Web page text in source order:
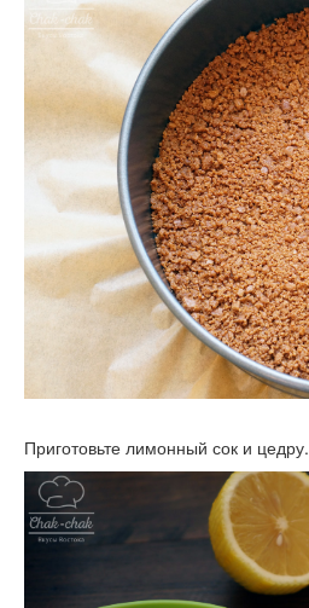
Приготовьте лимонный сок и цедру.